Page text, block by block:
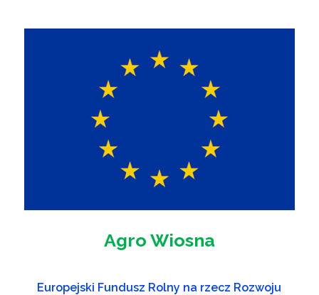
Agro Wiosna
Europejski Fundusz Rolny na rzecz Rozwoju